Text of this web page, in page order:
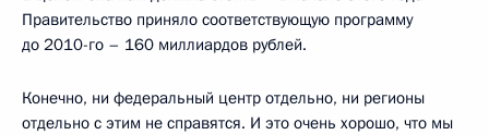
Правительство приняло соответствующую программу
до 2010-го – 160 миллиардов рублей.
Конечно, ни федеральный центр отдельно, ни регионы
отдельно с этим не справятся. И это очень хорошо, что мы